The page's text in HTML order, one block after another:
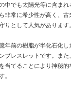
中でも太陽光等に含ま
非常に希少性が高く、
りとして人気があります。
年前の樹脂が半化石化
ブレスレットです。また
当てることにより神秘的
。